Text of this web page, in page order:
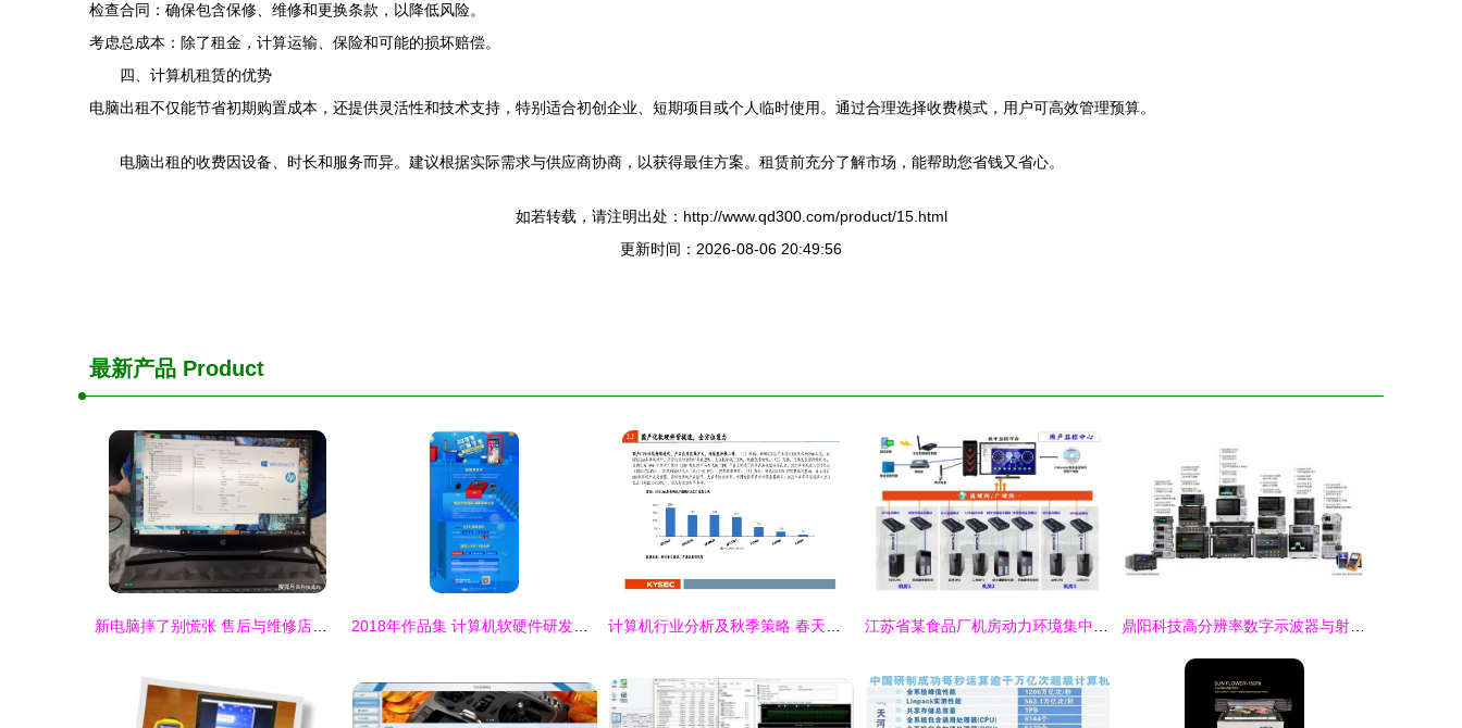
检查合同：确保包含保修、维修和更换条款，以降低风险。
考虑总成本：除了租金，计算运输、保险和可能的损坏赔偿。
四、计算机租赁的优势
电脑出租不仅能节省初期购置成本，还提供灵活性和技术支持，特别适合初创企业、短期项目或个人临时使用。通过合理选择收费模式，用户可高效管理预算。
电脑出租的收费因设备、时长和服务而异。建议根据实际需求与供应商协商，以获得最佳方案。租赁前充分了解市场，能帮助您省钱又省心。
如若转载，请注明出处：http://www.qd300.com/product/15.html
更新时间：2026-08-06 20:49:56
最新产品 Product